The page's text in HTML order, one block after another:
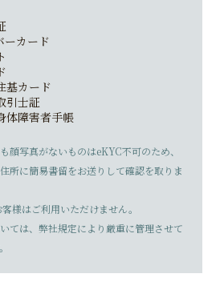
ーカード
基カード
引士証
体障害者手帳
顔写真がないものはeKYC不可のため、
所に簡易書留をお送りして確認を取りま
様はご利用いただけません。
ては、弊社規定により厳重に管理させて